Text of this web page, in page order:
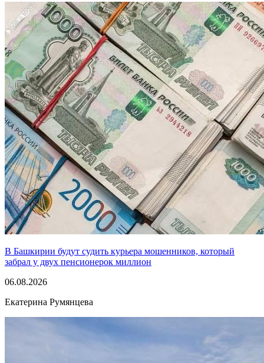
В Башкирии будут судить курьера мошенников, который
забрал у двух пенсионерок миллион
06.08.2026
Екатерина Румянцева